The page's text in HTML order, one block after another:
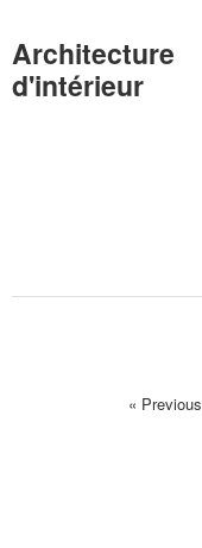
Architecture
d'intérieur
« Previous